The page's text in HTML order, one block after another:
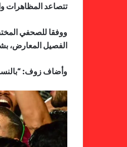
تتصاعد المظاهرات
ووفقا للصحفي
الفصيل المعارض،
وأضاف زوف: